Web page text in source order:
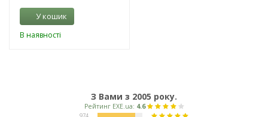
У кошик
В наявності
З Вами з 2005 року.